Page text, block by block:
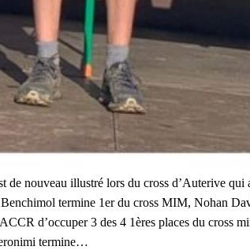
de nouveau illustré lors du cross d’Auterive qui
termine 1er du cross MIM, Nohan
d’occuper 3 des 4 1ères places du cross
termine…